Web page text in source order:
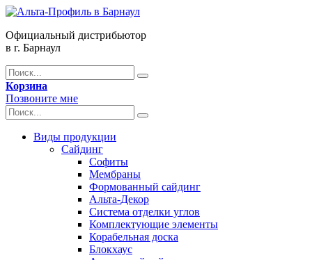
Официальный дистрибьютор
в г. Барнаул
Корзина
Позвоните мне
Виды продукции
Сайдинг
Софиты
Мембраны
Формованный сайдинг
Альта-Декор
Система отделки углов
Комплектующие элементы
Корабельная доска
Блокхаус